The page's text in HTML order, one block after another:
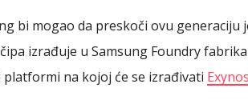
bi mogao da preskoči ovu generaciju
izrađuje u Samsung Foundry
na kojoj će se izrađivati